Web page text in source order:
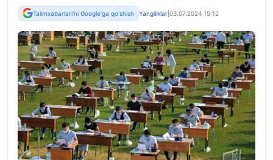
Talimxabarlari'ni Google'ga qo'shish Yangiliklar 03.07.2024 15:12